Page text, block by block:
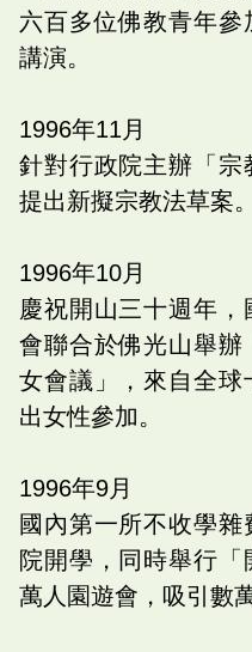
六百多位佛教青年
講演。
1996年11 月
針對行政院主辦「宗
提出新擬宗教法草案。
1996年10月
慶祝開山三十週年
會聯合於佛光山舉辦
女會議」，來自全球
出女性參加。
1996年9月
國內第一所不收學
院開學，同時舉行
萬人園遊會，吸引數